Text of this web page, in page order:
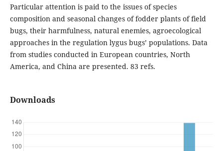
Particular attention is paid to the issues of species
composition and seasonal changes of fodder plants of field
bugs, their harmfulness, natural enemies, agroecological
approaches in the regulation lygus bugs’ populations. Data
from studies conducted in European countries, North
America, and China are presented. 83 refs.
Downloads